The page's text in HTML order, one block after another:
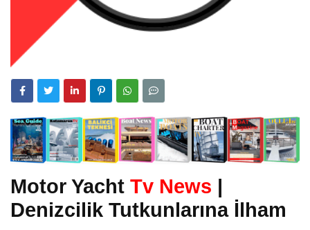
Motor Yacht Tv News |
Denizcilik Tutkunlarına İlham